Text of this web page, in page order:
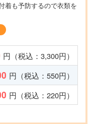
着も予防するので衣類を
円（税込：3,300円）
円（税込：550円）
円（税込：220円）